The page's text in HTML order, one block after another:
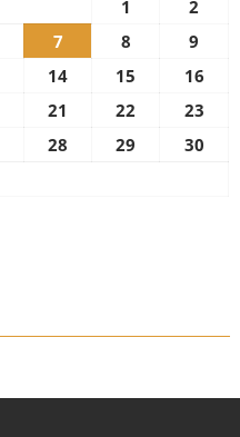
1
2
7 8
9
14 15
16
21 22
23
28 29
30